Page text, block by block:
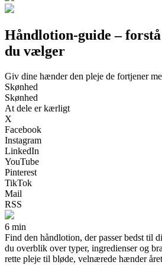
Håndlotion-guide –
du vælger
Giv dine hænder den pleje de fortjener
Skønhed
Skønhed
At dele er kærligt
X
Facebook
Instagram
LinkedIn
YouTube
Pinterest
TikTok
Mail
RSS
6 min
Find den håndlotion, der passer bedst til
du overblik over typer, ingredienser og
rette pleje til bløde, velnærede hænder